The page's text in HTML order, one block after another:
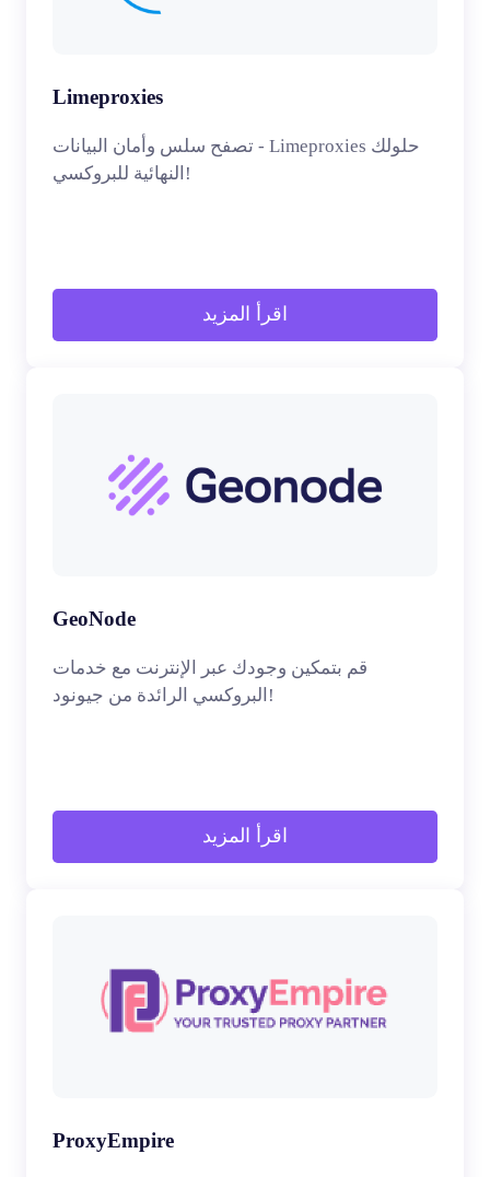
Limeproxies
تصفح سلس وأمان البيانات - Limeproxies حلولك
النهائية للبروكسي!
اقرأ المزيد
GeoNode
قم بتمكين وجودك عبر الإنترنت مع خدمات
البروكسي الرائدة من جيونود!
اقرأ المزيد
ProxyEmpire